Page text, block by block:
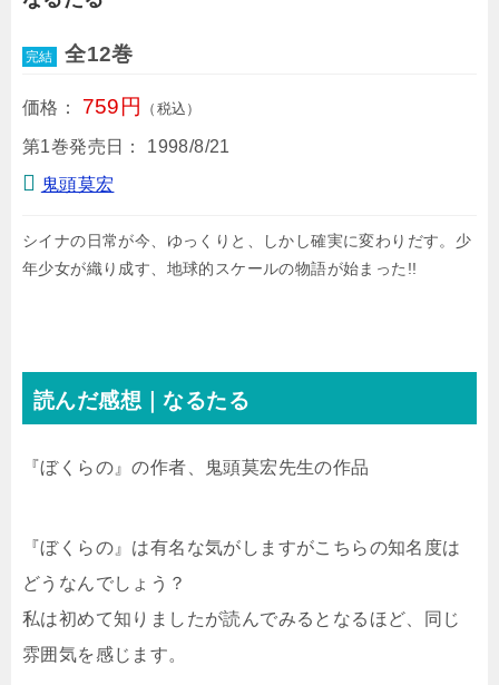
完結 全12巻
価格： 759円 （税込）
第1巻発売日：
1998/8/21
鬼頭莫宏
シイナの日常が今、ゆっくりと、しかし確実に変わりだす。少
年少女が織り成す、地球的スケールの物語が始まった!!
読んだ感想｜なるたる
『ぼくらの』の作者、鬼頭莫宏先生の作品
『ぼくらの』は有名な気がしますがこちらの知名度は
どうなんでしょう？
私は初めて知りましたが読んでみるとなるほど、同じ
雰囲気を感じます。